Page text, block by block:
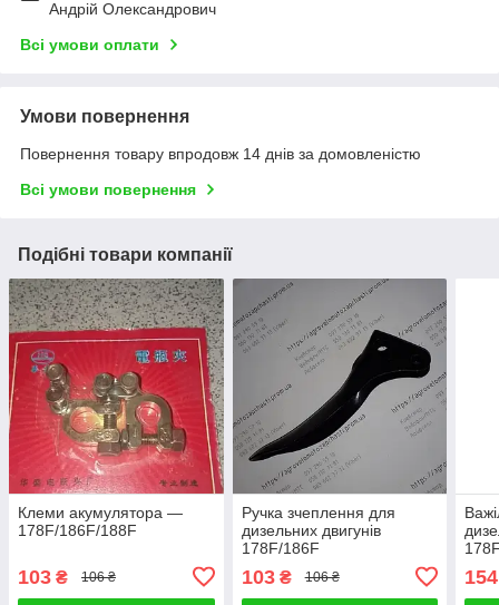
Андрій Олександрович
Всі умови оплати
Умови повернення
Повернення товару впродовж 14 днів за домовленістю
Всі умови повернення
Подібні товари компанії
Клеми акумулятора —
178F/186F/188F
103 ₴ 106 ₴
Ручка зчеплення для
дизельних двигунів
178F/186F
103₴ 106 ₴ 154